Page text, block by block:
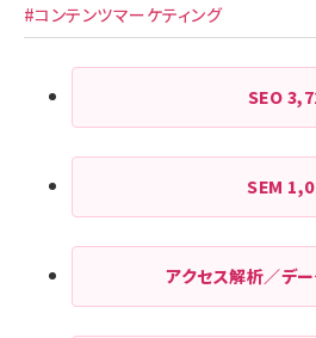
#コンテンツマーケティング
SEO
SEM
アクセス解析／デ